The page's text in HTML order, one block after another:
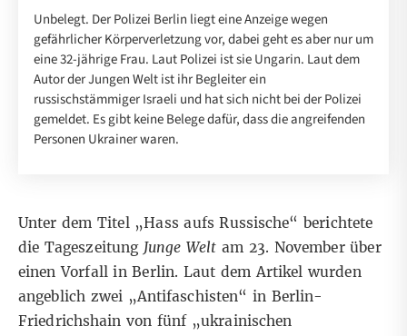
Unbelegt. Der Polizei Berlin liegt eine Anzeige wegen
gefährlicher Körperverletzung vor, dabei geht es aber nur um
eine 32-jährige Frau. Laut Polizei ist sie Ungarin. Laut dem
Autor der Jungen Welt ist ihr Begleiter ein
russischstämmiger Israeli und hat sich nicht bei der Polizei
gemeldet. Es gibt keine Belege dafür, dass die angreifenden
Personen Ukrainer waren.
Unter dem Titel „Hass aufs Russische“berichtete
die Tageszeitung Junge Welt am 23. November über
einen Vorfall in Berlin. Laut dem Artikel wurden
angeblich zwei „Antifaschisten“ in Berlin-
Friedrichshain von fünf „ukrainischen